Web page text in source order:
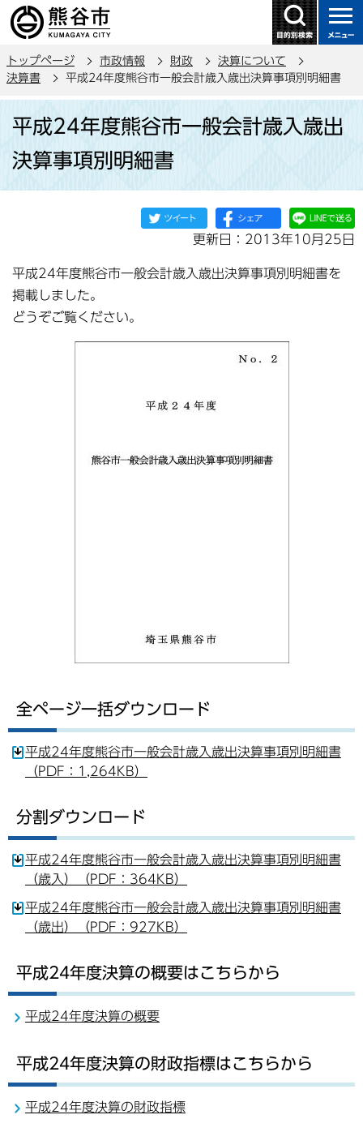
の
ー
す
トップページ 市政情報 財政
決算について
決算書
平成24年度熊谷市一般会計歳入歳出決算事項別明細書
か
平成24年度熊谷市一般会計歳入歳出
決算事項別明細書
更新日：2013年10月25日
平成24年度熊谷市一般会計歳入歳出決算事項別明細書を
掲載しました。
どうぞご覧ください。
全ページ一括ダウンロード
平成24年度熊谷市一般会計歳入歳出決算事項別明細書
（PDF：1,264KB）
分割ダウンロード
平成24年度熊谷市一般会計歳入歳出決算事項別明細書
（歳入）（PDF：364KB）
平成24年度熊谷市一般会計歳入歳出決算事項別明細書
（歳出）（PDF：927KB）
平成24年度決算の概要はこちらから
平成24年度決算の概要
平成24年度決算の財政指標はこちらから
平成24年度決算の財政指標